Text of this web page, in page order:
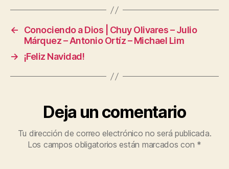
←
Conociendo a Dios | Chuy Olivares – Julio
Márquez – Antonio Ortíz – Michael Lim
→
¡Feliz Navidad!
Deja un comentario
Tu dirección de correo electrónico no será publicada.
Los campos obligatorios están marcados con *